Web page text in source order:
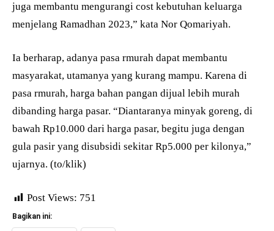
juga membantu mengurangi cost kebutuhan keluarga
menjelang Ramadhan 2023,” kata Nor Qomariyah.
Ia berharap, adanya pasa rmurah dapat membantu
masyarakat, utamanya yang kurang mampu. Karena di
pasa rmurah, harga bahan pangan dijual lebih murah
dibanding harga pasar. “Diantaranya minyak goreng, di
bawah Rp10.000 dari harga pasar, begitu juga dengan
gula pasir yang disubsidi sekitar Rp5.000 per kilonya,”
ujarnya. (to/klik)
Post Views: 751
Bagikan ini: